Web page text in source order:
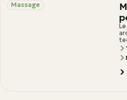
Massage